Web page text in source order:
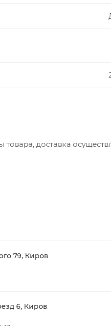
товара, доставка
от:
товаров.
выезд (перекрестки улиц):
79, Киров
6, Киров